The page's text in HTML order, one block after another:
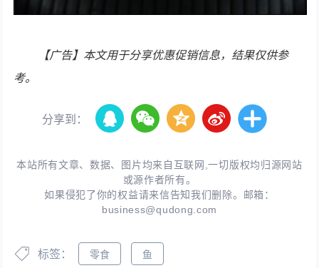
【广告】本文用于分享优惠促销信息，结果仅供参
考。
分享到：
本站所有文章、数据、图片均来自互联网,一切版权均归源网站
或源作者所有。
如果侵犯了你的权益请来信告知我们删除。邮箱：
business@qudong.com
标签： 零食 鱼